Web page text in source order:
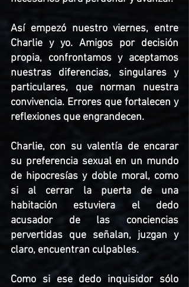
Así empezó nuestro viernes, entre
Charlie y yo. Amigos por decisión
propia, confrontamos y aceptamos
nuestras diferencias, singulares y
particulares, que norman nuestra
convivencia. Errores que fortalecen y
reflexiones que engrandecen.
Charlie, con su valentía de encarar
su preferencia sexual en un mundo
de hipocresías y doble moral, como
si al cerrar la puerta de una
habitación estuviera el dedo
acusador de las conciencias
pervertidas que señalan, juzgan y
claro, encuentran culpables.
Como si ese dedo inquisidor sólo